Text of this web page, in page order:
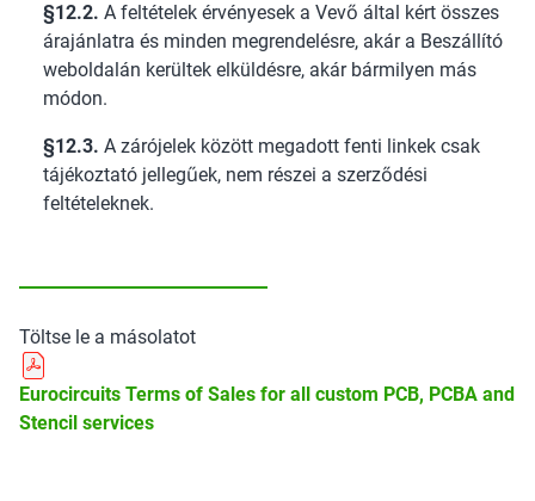
§12.2. A feltételek érvényesek a Vevő által kért összes
árajánlatra és minden megrendelésre, akár a Beszállító
weboldalán kerültek elküldésre, akár bármilyen más
módon.
§12.3. A zárójelek között megadott fenti linkek csak
tájékoztató jellegűek, nem részei a szerződési
feltételeknek.
Töltse le a másolatot
Eurocircuits Terms of Sales for all custom PCB, PCBA and
Stencil services